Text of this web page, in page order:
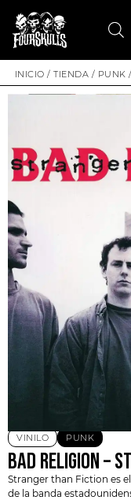
INICIO /TIENDA / PUNK
VINILO PUNK
BAD RELIGION –
Stranger than Fiction es
de la banda